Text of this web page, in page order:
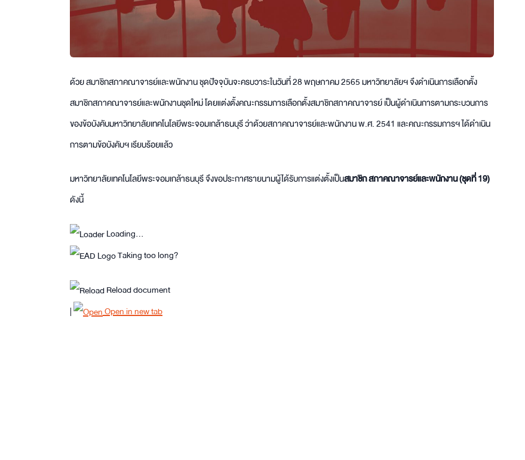
ด้วย สมาชิกสภาคณาจารย์และพนักงาน ชุดปัจจุบันจะครบวาระในวันที่ 28 พฤษภาคม 2565 มหาวิทยาลัยฯ จึงดำเนินการเลือกตั้ง
สมาชิกสภาคณาจารย์และพนักงานชุดใหม่ โดยแต่งตั้งคณะกรรมการเลือกตั้งสมาชิกสภาคณาจารย์ เป็นผู้ดำเนินการตามกระบวนการ
ของข้อบังคับมหาวิทยาลัยเทคโนโลยีพระจอมเกล้าธนบุรี ว่าด้วยสภาคณาจารย์และพนักงาน พ.ศ. 2541 และคณะกรรมการฯ ได้ดำเนิน
การตามข้อบังคับฯ เรียบร้อยแล้ว
มหาวิทยาลัยเทคโนโลยีพระจอมเกล้าธนบุรี จึงขอประกาศรายนามผู้ได้รับการแต่งตั้งเป็นสมาชิก สภาคณาจารย์และพนักงาน (ชุดที่ 19)
ดังนี้
Loading…
Taking too long?
Reload document
|
Open in new tab